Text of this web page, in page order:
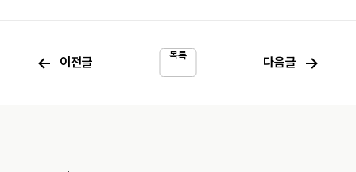
목록
← 이전글 다음글 →